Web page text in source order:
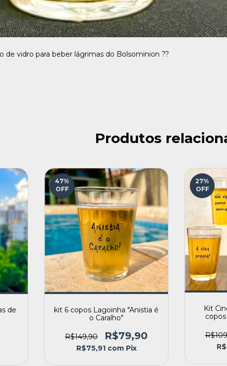
de vidro para beber lágrimas do Bolsominion ?‍?
Produtos
de
47%
OFF
kit 6 copos Lagoinha "Anistia é
o Caralho"
R$149,90 R$79,90
R$75,91 com Pix
27%
OFF
Kit